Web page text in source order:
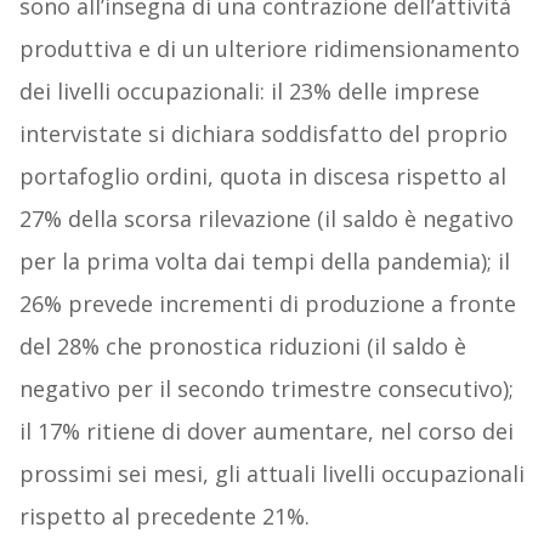
sono all’insegna di una contrazione dell’attività
produttiva e di un ulteriore ridimensionamento
dei livelli occupazionali: il 23% delle imprese
intervistate si dichiara soddisfatto del proprio
portafoglio ordini, quota in discesa rispetto al
27% della scorsa rilevazione (il saldo è negativo
per la prima volta dai tempi della pandemia); il
26% prevede incrementi di produzione a fronte
del 28% che pronostica riduzioni (il saldo è
negativo per il secondo trimestre consecutivo);
il 17% ritiene di dover aumentare, nel corso dei
prossimi sei mesi, gli attuali livelli occupazionali
rispetto al precedente 21%.